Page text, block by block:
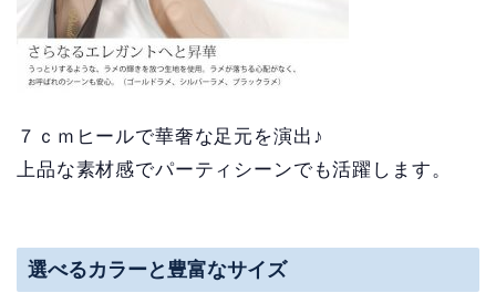
７ｃｍヒールで華奢な足元を演出♪
上品な素材感でパーティシーンでも活躍します。
選べるカラーと豊富なサイズ